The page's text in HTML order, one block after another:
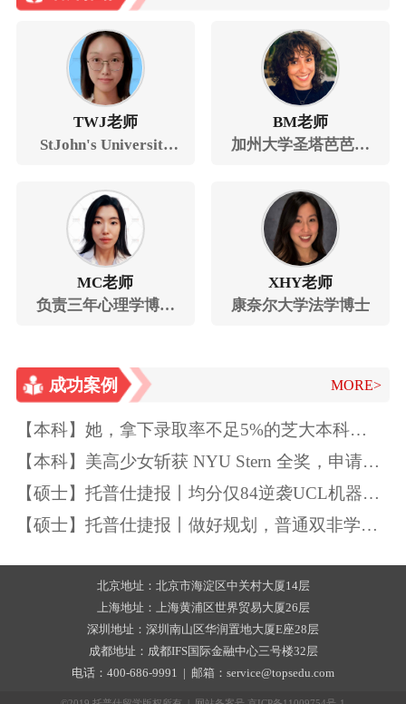
TWJ老师
StJohn's University
BM老师
加州大学圣塔芭芭拉
MC老师
负责三年心理学博士
XHY老师
康奈尔大学法学博士
成功案例 MORE>
【本科】她，拿下录取率不足5%的芝大本科
Offer！独一无二的特质如此“养成”~
【本科】美高少女斩获 NYU Stern 全奖，申请季
精准规划圆梦顶尖商学院
【硕士】托普仕捷报丨均分仅84逆袭UCL机器学
习
【硕士】托普仕捷报丨做好规划，普通双非学生
北京地址：北京市海淀区中关村大厦14层
上海地址：上海黄浦区世界贸易大厦26层
深圳地址：深圳南山区华润置地大厦E座28层
成都地址：成都IFS国际金融中心三号楼32层
电话：400-686-9991 | 邮箱：service@topsedu.com